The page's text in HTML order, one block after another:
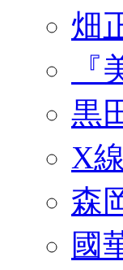
畑
黒
X
森
國